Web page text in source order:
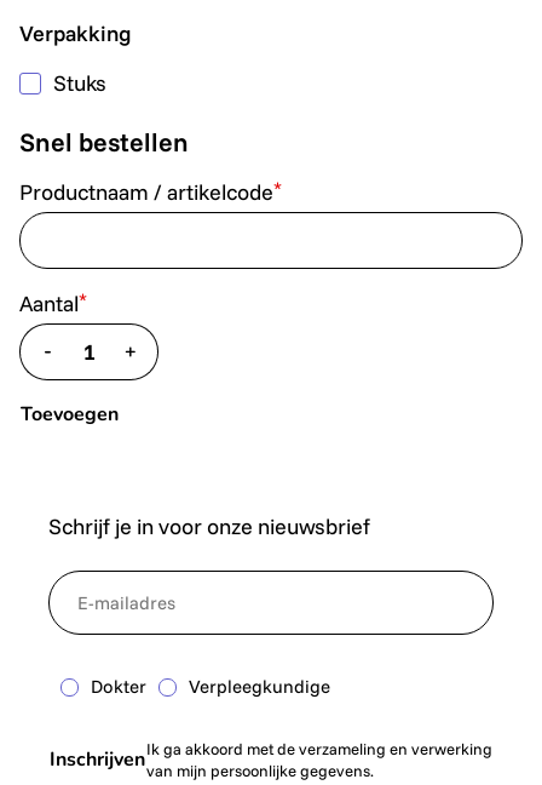
Verpakking
Stuks
Snel bestellen
Productnaam / artikelcode*
Aantal*
- translate.decrease
+translate.increase
Toevoegen
Schrijf je in voor onze nieuwsbrief
NewsletterEmail
Dokter Verpleegkundige
InschrijvenIk ga akkoord met de verzameling en verwerking
van mijn persoonlijke gegevens.